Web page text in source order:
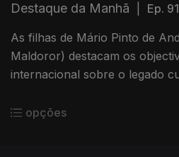
Destaque da Manhã Ep. 91
As filhas de Mário Pinto de
Maldoror) destacam os
internacional sobre o legado
opções